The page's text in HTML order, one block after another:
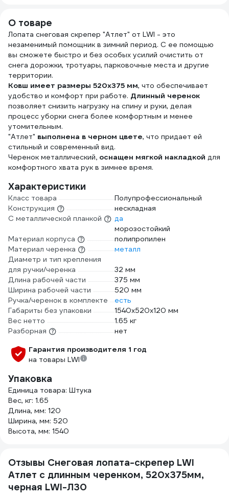
О товаре
Лопата снеговая скрепер "Атлет" от LWI - это
незаменимый помощник в зимний период. С ее помощью
вы сможете быстро и без особых усилий очистить от
снега дорожки, тротуары, парковочные места и другие
территории.
Ковш имеет размеры 520x375 мм, что обеспечивает
удобство и комфорт при работе. Длинный черенок
позволяет снизить нагрузку на спину и руки, делая
процесс уборки снега более комфортным и менее
утомительным.
"Атлет" выполнена в черном цвете, что придает ей
стильный и современный вид.
Черенок металлический, оснащен мягкой накладкой для
комфортного хвата рук в зимнее время.
Характеристики
Класс товара
Полупрофессиональный
Конструкция
нескладная
С металлической планкой
да
Материал корпуса
морозостойкий
полипропилен
Материал черенка
металл
Диаметр и тип крепления
для ручки/черенка
32 мм
Длина рабочей части
375 мм
Ширина рабочей части
520 мм
Ручка/черенок в комплекте
есть
Габариты без упаковки
1540х520х120 мм
Вес нетто
1.65 кг
Разборная
нет
Гарантия производителя 1 год
на товары LWI
Упаковка
Единица товара: Штука
Вес, кг: 1.65
Длина, мм: 120
Ширина, мм: 520
Высота, мм: 1540
Отзывы Снеговая лопата-скрепер LWI
Атлет с длинным черенком, 520x375мм,
черная LWI-Л30